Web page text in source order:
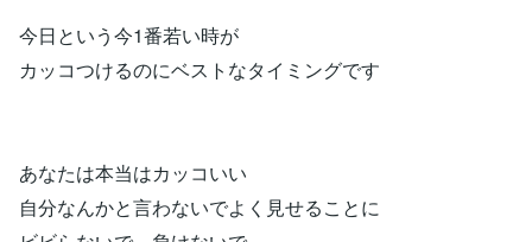
今日という今1番若い時が
カッコつけるのにベストなタイミングです
あなたは本当はカッコいい
自分なんかと言わないでよく見せることに